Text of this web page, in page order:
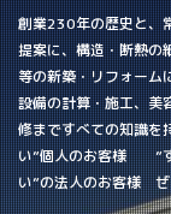
創業230年の歴史と
提案に、構造・断熱
等の新築・リフォーム
設備の計算・施工、美
修まですべての知識
い”個人のお客様 ”す
い”の法人のお客様 ぜ